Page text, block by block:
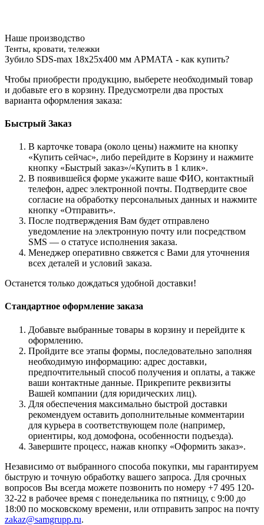
Наше производство
Тенты, кровати, тележки
Зубило SDS-max 18x25x400 мм АРМАТА - как купить?
Чтобы приобрести продукцию, выберете необходимый товар
и добавьте его в корзину. Предусмотрели два простых
варианта оформления заказа:
Быстрый Заказ
В карточке товара (около цены) нажмите на кнопку
«Купить сейчас», либо перейдите в Корзину и нажмите
кнопку «Быстрый заказ»/«Купить в 1 клик».
В появившейся форме укажите ваше ФИО, контактный
телефон, адрес электронной почты. Подтвердите свое
согласие на обработку персональных данных и нажмите
кнопку «Отправить».
После подтверждения Вам будет отправлено
уведомление на электронную почту или посредством
SMS — о статусе исполнения заказа.
Менеджер оперативно свяжется с Вами для уточнения
всех деталей и условий заказа.
Останется только дождаться удобной доставки!
Стандартное оформление заказа
Добавьте выбранные товары в корзину и перейдите к
оформлению.
Пройдите все этапы формы, последовательно заполняя
необходимую информацию: адрес доставки,
предпочтительный способ получения и оплаты, а также
ваши контактные данные. Прикрепите реквизиты
Вашей компании (для юридических лиц).
Для обеспечения максимально быстрой доставки
рекомендуем оставить дополнительные комментарии
для курьера в соответствующем поле (например,
ориентиры, код домофона, особенности подъезда).
Завершите процесс, нажав кнопку «Оформить заказ».
Независимо от выбранного способа покупки, мы гарантируем
быструю и точную обработку вашего запроса. Для срочных
вопросов Вы всегда можете позвонить по номеру +7 495 120-
32-22 в рабочее время с понедельника по пятницу, с 9:00 до
18:00 по московскому времени, или отправить запрос на почту
zakaz@samgrupp.ru.